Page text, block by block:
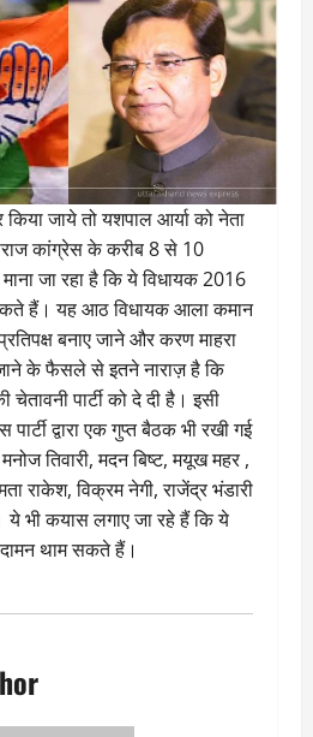
किया जाये तो यशपाल आर्या को नेता
कांग्रेस के करीब 8 से 10
जा रहा है कि ये विधायक 2016
हैं। यह आठ विधायक आला कमान
बनाए जाने और करण माहरा
के फैसले से इतने नाराज़ है कि
पार्टी को दे दी है। इसी
द्वारा एक गुप्त बैठक भी रखी गई
तिवारी, मदन बिष्ट, मयूख महर ,
राकेश, विक्रम नेगी, राजेंद्र भंडारी
भी कयास लगाए जा रहे हैं कि ये
थाम सकते हैं।